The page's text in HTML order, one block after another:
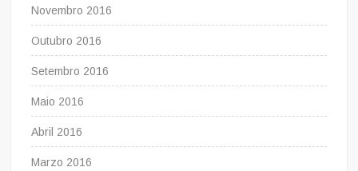
Novembro 2016
Outubro 2016
Setembro 2016
Maio 2016
Abril 2016
Marzo 2016